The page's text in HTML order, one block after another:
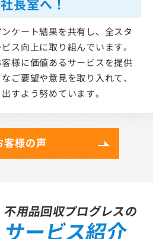
ケート結果を共有し、全スタ
ス向上に取り組んでいます。
様に価値あるサービスを提供
ご要望や意見を取り入れて、
すよう努めています。
客様の声
不用品回収プログレスの
サービス紹介